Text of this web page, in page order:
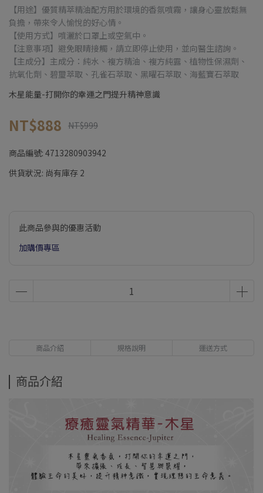
【用途】優質精萃精油配方用於環境的香氛噴霧，讓身心靈放鬆無
負擔，帶來令人愉悅的好心情。
【使用方式】噴灑於口罩上或空氣中。
【注意事項】避免眼睛接觸，請立即停止使用，並向醫生諮詢。
【主成分】主成分：純水、複方精油、複方純露、植物性保濕劑、
抗氧化劑、碧璽萃取、孔雀石萃取、黑曜石萃取、海藍寶石萃取
木星能量-打開你的幸運之門提升精神意識
NT$888 NT$999
商品編號: 4713280903942
供貨狀況: 尚有庫存 2
此商品參與的優惠活動
加購價專區
商品介紹 規格說明 運送方式
商品介紹